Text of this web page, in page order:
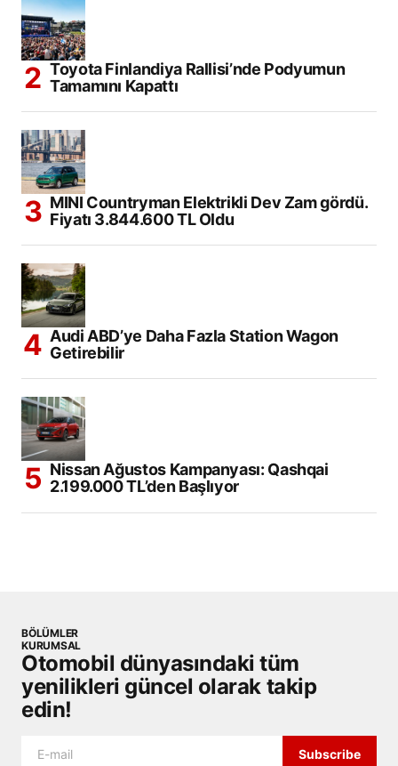
Toyota Finlandiya Rallisi’nde Podyumun
Tamamını Kapattı
MINI Countryman Elektrikli Dev Zam gördü.
Fiyatı 3.844.600 TL Oldu
Audi ABD’ye Daha Fazla Station Wagon
Getirebilir
Nissan Ağustos Kampanyası: Qashqai
2.199.000 TL’den Başlıyor
BÖLÜMLER
KURUMSAL
Otomobil dünyasındaki tüm
yenilikleri güncel olarak takip
edin!
Subscribe